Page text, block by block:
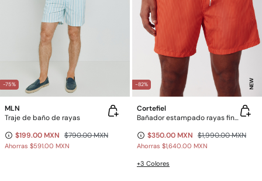
-75%
MLN
Traje de baño de rayas
$199.00 MXN $790.00 MXN
Ahorras $591.00 MXN
-82% NEW
Cortefiel
Bañador estampado rayas finas
$350.00 MXN $1,990.00 MXN
Ahorras $1,640.00 MXN
+3 Colores